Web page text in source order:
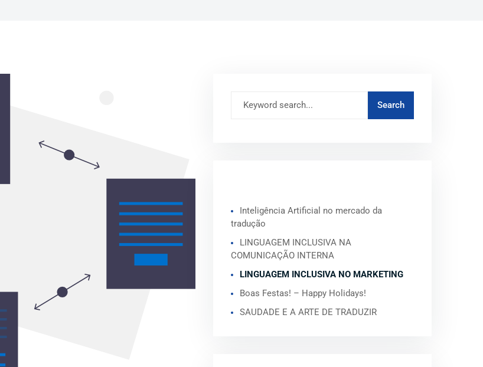
Inteligência Artificial no mercado da
tradução
LINGUAGEM INCLUSIVA NA
COMUNICAÇÃO INTERNA
LINGUAGEM INCLUSIVA NO MARKETING
Boas Festas! – Happy Holidays!
SAUDADE E A ARTE DE TRADUZIR